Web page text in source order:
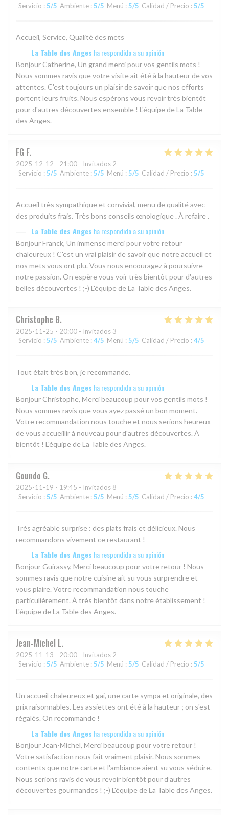
Servicio : 5/5 Ambiente : 5/5 Menú : 5/5 Calidad / Precio : 5/5
Accueil, Service, Qualité des mets
La Table des Anges ha respondido a su opinión
Bonjour Catherine, Un grand merci pour vos gentils mots !
Nous sommes ravis que votre visite ait été à la hauteur de vos
attentes. C'est toujours un plaisir de savoir que nos efforts
portent leurs fruits. Nous espérons vous revoir très bientôt
pour d'autres découvertes ensemble ! L'équipe de La Table
des Anges.
FG F
2025-12-12 - 21:00 - Invitados 2
Servicio : 5/5 Ambiente : 5/5 Menú : 5/5 Calidad / Precio : 5/5
Accueil très sympathique et convivial, menu de qualité avec
des produits frais. Très bons conseils œnologique . À refaire .
La Table des Anges ha respondido a su opinión
Bonjour Franck, Un immense merci pour votre retour
chaleureux ! C'est un vrai plaisir de savoir que notre accueil et
nos mets vous ont plu. Vous nous encouragez à poursuivre
notre passion. On espère vous voir très bientôt pour d'autres
belles découvertes ! ;-) L'équipe de La Table des Anges.
Christophe B
2025-11-25 - 20:00 - Invitados 3
Servicio : 5/5 Ambiente : 4/5 Menú : 5/5 Calidad / Precio : 4/5
Tout était très bon, je recommande.
La Table des Anges ha respondido a su opinión
Bonjour Christophe, Merci beaucoup pour vos gentils mots !
Nous sommes ravis que vous ayez passé un bon moment.
Votre recommandation nous touche et nous serions heureux
de vous accueillir à nouveau pour d'autres découvertes. À
bientôt ! L'équipe de La Table des Anges.
Goundo G
2025-11-19 - 19:45 - Invitados 8
Servicio : 5/5 Ambiente : 5/5 Menú : 5/5 Calidad / Precio : 4/5
Très agréable surprise : des plats frais et délicieux. Nous
recommandons vivement ce restaurant !
La Table des Anges ha respondido a su opinión
Bonjour Guirassy, Merci beaucoup pour votre retour ! Nous
sommes ravis que notre cuisine ait su vous surprendre et
vous plaire. Votre recommandation nous touche
particulièrement. À très bientôt dans notre établissement !
L'équipe de La Table des Anges.
Jean-Michel L
2025-11-13 - 20:00 - Invitados 2
Servicio : 5/5 Ambiente : 5/5 Menú : 5/5 Calidad / Precio : 5/5
Un accueil chaleureux et gai, une carte sympa et originale, des
prix raisonnables. Les assiettes ont été à la hauteur ; on s'est
régalés. On recommande !
La Table des Anges ha respondido a su opinión
Bonjour Jean-Michel, Merci beaucoup pour votre retour !
Votre satisfaction nous fait vraiment plaisir. Nous sommes
contents que notre carte et l'ambiance aient su vous séduire.
Nous serions ravis de vous revoir bientôt pour d’autres
découvertes gourmandes ! ;-) L'équipe de La Table des Anges.